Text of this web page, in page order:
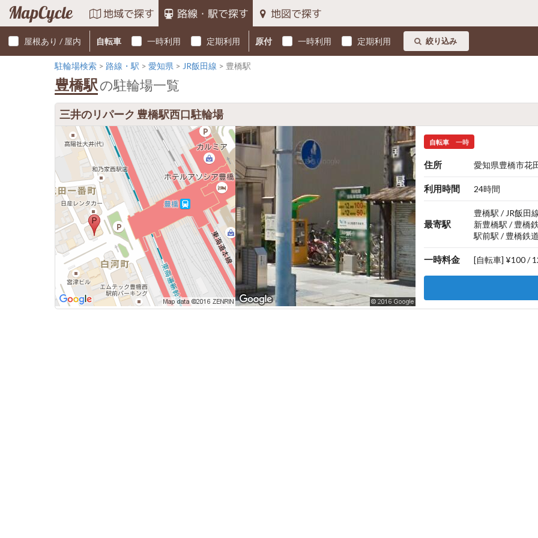
MapCycle 地域で探す 路線・駅で探す 地図で探す
屋根あり / 屋内 自転車 一時利用 定期利用 原付 一時利用 定期利用 絞り込み
駐輪場検索 路線・駅 愛知県 JR飯田線 豊橋駅
豊橋駅の駐輪場一覧
三井のリパーク 豊橋駅西口駐輪場
自転車 一時
住所 愛知県豊橋市花
利用時間 24時間
最寄駅
豊橋駅 / JR飯田
新豊橋駅 / 豊橋
駅前駅 / 豊橋鉄
一時料金 [自転車] ¥100 /